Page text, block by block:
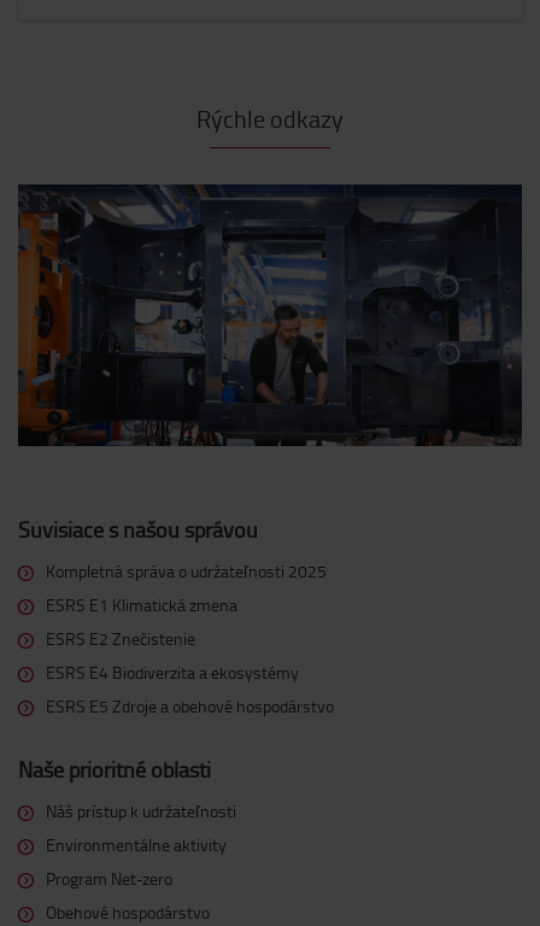
Rýchle odkazy
Súvisiace s našou správou
Kompletná správa o udržateľnosti 2025
ESRS E1 Klimatická zmena
ESRS E2 Znečistenie
ESRS E4 Biodiverzita a ekosystémy
ESRS E5 Zdroje a obehové hospodárstvo
Naše prioritné oblasti
Náš prístup k udržateľnosti
Environmentálne aktivity
Program Net-zero
Obehové hospodárstvo